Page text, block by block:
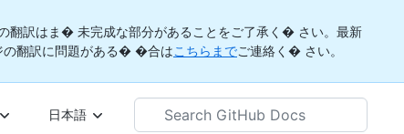
翻訳はま� 未完成な部分があることをご了承く� さい。最新
の翻訳に問題がある� �合はこちらまでご連絡く� さい。
日本語
Search
GitHub